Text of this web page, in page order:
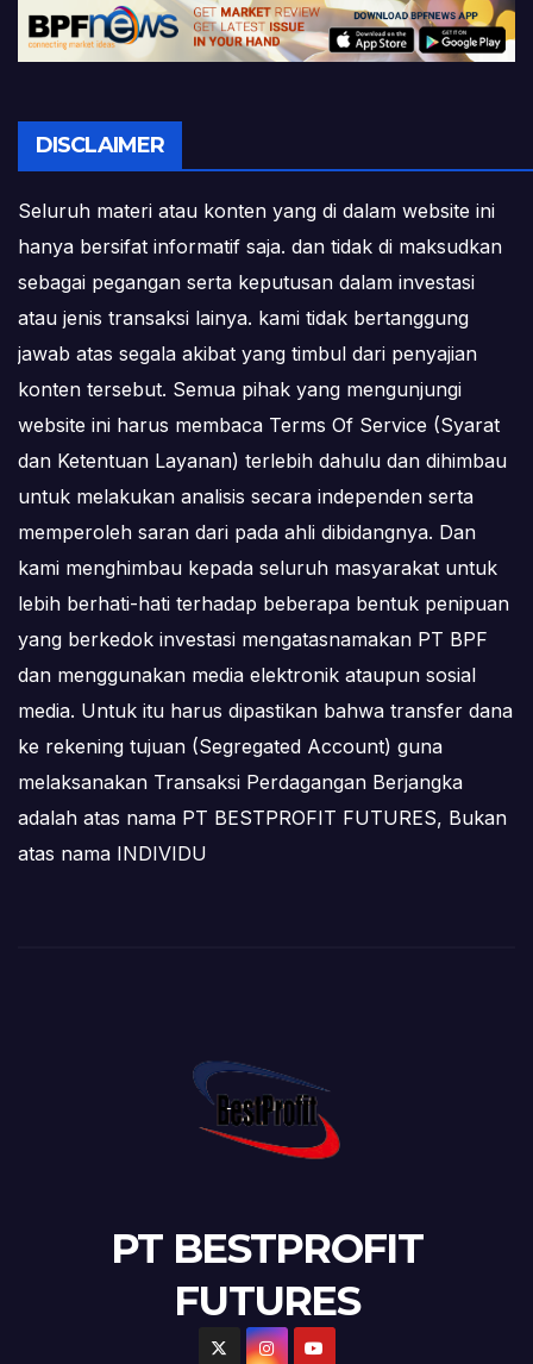
DISCLAIMER
Seluruh materi atau konten yang di dalam website ini
hanya bersifat informatif saja. dan tidak di maksudkan
sebagai pegangan serta keputusan dalam investasi
atau jenis transaksi lainya. kami tidak bertanggung
jawab atas segala akibat yang timbul dari penyajian
konten tersebut. Semua pihak yang mengunjungi
website ini harus membaca Terms Of Service (Syarat
dan Ketentuan Layanan) terlebih dahulu dan dihimbau
untuk melakukan analisis secara independen serta
memperoleh saran dari pada ahli dibidangnya. Dan
kami menghimbau kepada seluruh masyarakat untuk
lebih berhati-hati terhadap beberapa bentuk penipuan
yang berkedok investasi mengatasnamakan PT BPF
dan menggunakan media elektronik ataupun sosial
media. Untuk itu harus dipastikan bahwa transfer dana
ke rekening tujuan (Segregated Account) guna
melaksanakan Transaksi Perdagangan Berjangka
adalah atas nama PT BESTPROFIT FUTURES, Bukan
atas nama INDIVIDU
PT BESTPROFIT
FUTURES